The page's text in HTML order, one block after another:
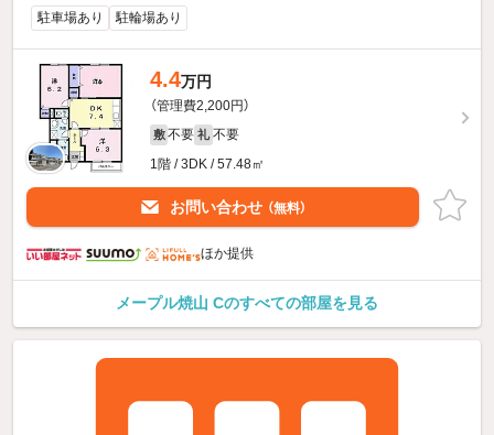
駐車場あり 駐輪場あり
4.4万円
（管理費2,200円）
敷 不要 礼 不要
1階 / 3DK / 57.48㎡
お問い合わせ （無料）
ほか提供
メープル焼山 Cのすべての部屋を見る